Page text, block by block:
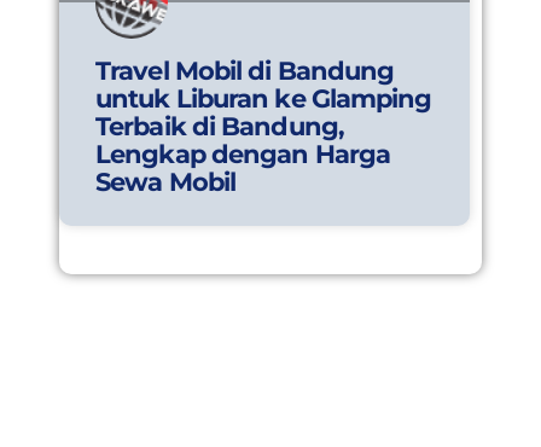
Travel Mobil di Bandung
untuk Liburan ke Glamping
Terbaik di Bandung,
Lengkap dengan Harga
Sewa Mobil